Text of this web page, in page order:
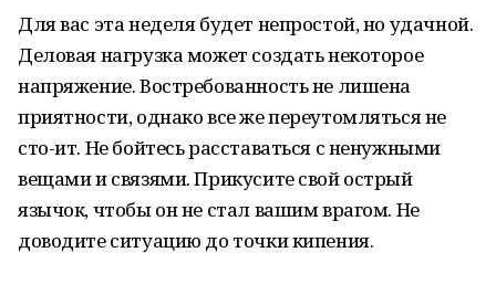
Для вас эта неделя будет непростой, но удачной.
Деловая нагрузка может создать некоторое
напряжение. Востребованность не лишена
приятности, однако все же переутомляться не
сто-ит. Не бойтесь расставаться с ненужными
вещами и связями. Прикусите свой острый
язычок, чтобы он не стал вашим врагом. Не
доводите ситуацию до точки кипения.